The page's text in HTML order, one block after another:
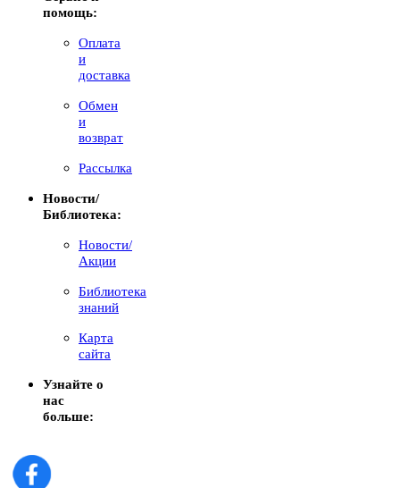
помощь:
Оплата
и
доставка
Обмен
и
возврат
Рассылка
Новости/
Библиотека:
Новости/
Акции
Библиотека
знаний
Карта
сайта
Узнайте о
нас
больше: